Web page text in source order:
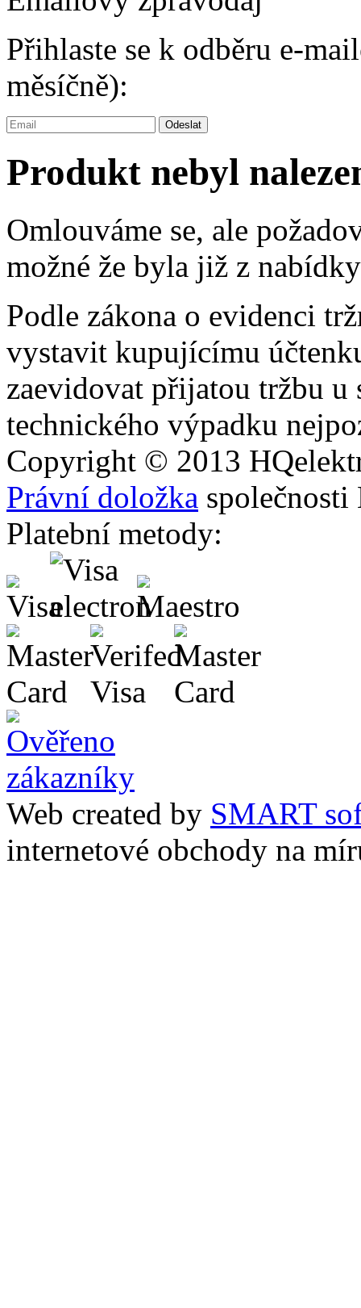
Přihlaste se k odběru e-
měsíčně):
Produkt nebyl
Omlouváme se, ale
možné že byla již z
Podle zákona o evidenci
vystavit kupujícímu
zaevidovat přijatou tržbu u
technického výpadku
Copyright © 2013 HQ
Právní doložka
Platební metody:
Web created by SMART
internetové obchody na